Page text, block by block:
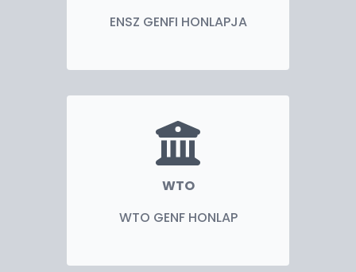
ENSZ GENFI HONLAPJA
WTO
WTO GENF HONLAP